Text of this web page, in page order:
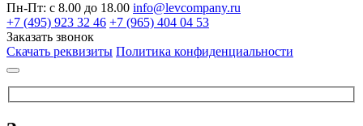
Пн-Пт: с 8.00 до 18.00 info@levcompany.ru
+7 (495) 923 32 46 +7 (965) 404 04 53
Заказать звонок
Скачать реквизиты Политика конфиденциальности